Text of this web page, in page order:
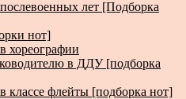
лет [Подборка
нот]
хореографии
в ДДУ [подборка
классе флейты [подборка нот]